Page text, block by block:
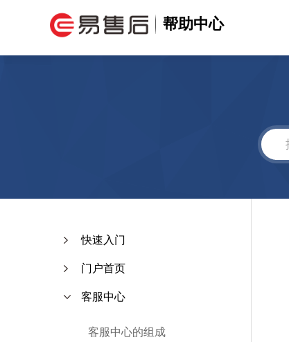
帮助中心
快速入门
门户首页
客服中心
客服中心的组成